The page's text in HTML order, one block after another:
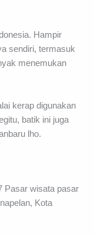
Hampir
sendiri, termasuk
menemukan
kerap digunakan
batik ini juga
lho.
Pasar wisata pasar
Kota